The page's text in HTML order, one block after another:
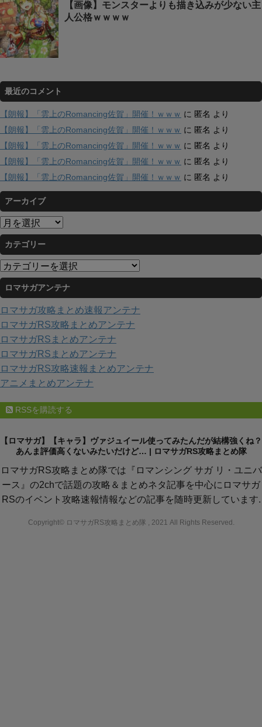
【画像】モンスターよりも描き込みが少ない主
人公格ｗｗｗｗ
最近のコメント
【朗報】「雲上のRomancing佐賀」開催！ｗｗｗ に 匿名 より
【朗報】「雲上のRomancing佐賀」開催！ｗｗｗ に 匿名 より
【朗報】「雲上のRomancing佐賀」開催！ｗｗｗ に 匿名 より
【朗報】「雲上のRomancing佐賀」開催！ｗｗｗ に 匿名 より
【朗報】「雲上のRomancing佐賀」開催！ｗｗｗ に 匿名 より
アーカイブ
ア
ー
カ
イ
ブ
カテゴリー
カ
テ
ゴ
リ
ー
ロマサガアンテナ
ロマサガ攻略まとめ速報アンテナ
ロマサガRS攻略まとめアンテナ
ロマサガRSまとめアンテナ
ロマサガRSまとめアンテナ
ロマサガRS攻略速報まとめアンテナ
アニメまとめアンテナ
RSSを購読する
【ロマサガ】【キャラ】ヴァジュイール使ってみたんだが結構強くね？
あんま評価高くないみたいだけど… | ロマサガRS攻略まとめ隊
ロマサガRS攻略まとめ隊では『ロマンシング サガ リ・ユニバ
ース』の2chで話題の攻略＆まとめネタ記事を中心にロマサガ
RSのイベント攻略速報情報などの記事を随時更新しています.
Copyright© ロマサガRS攻略まとめ隊 , 2021 All Rights Reserved.